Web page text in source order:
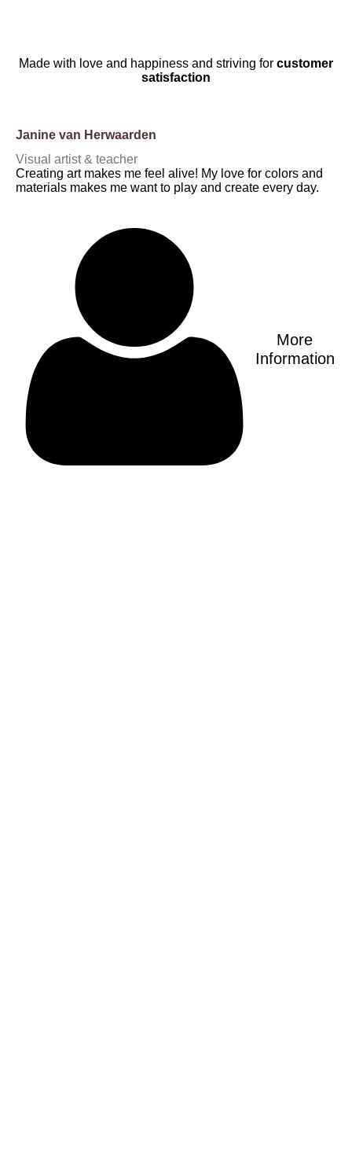
Made with love and happiness and striving for customer
satisfaction
Janine van Herwaarden
Visual artist & teacher
Creating art makes me feel alive! My love for colors and
materials makes me want to play and create every day.
More
Information